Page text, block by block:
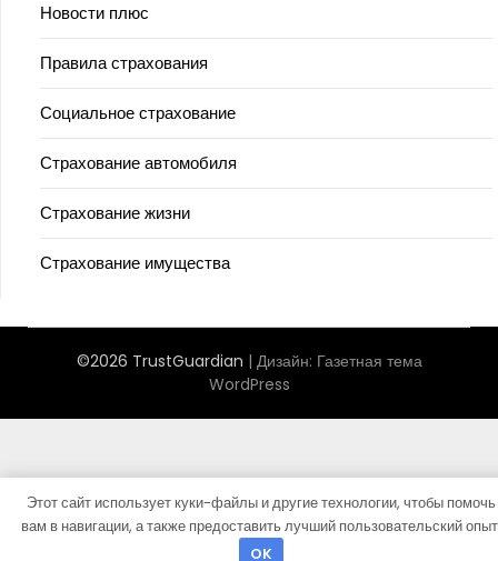
Новости плюс
Правила страхования
Социальное страхование
Страхование автомобиля
Страхование жизни
Страхование имущества
©2026 TrustGuardian | Дизайн: Газетная тема
WordPress
Этот сайт использует куки-файлы и другие технологии, чтобы помочь
вам в навигации, а также предоставить лучший пользовательский
OK